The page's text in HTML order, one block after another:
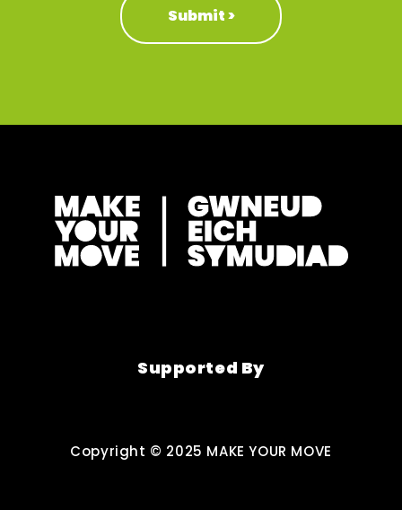
Supported By
Copyright © 2025 MAKE YOUR MOVE